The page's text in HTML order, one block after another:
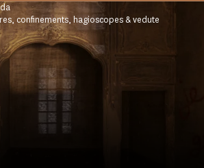
confinements, hagioscopes & vedute